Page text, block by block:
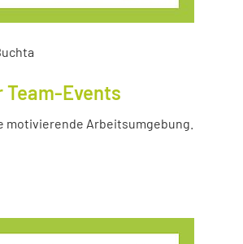
Events
motivierende Arbeitsumgebung.